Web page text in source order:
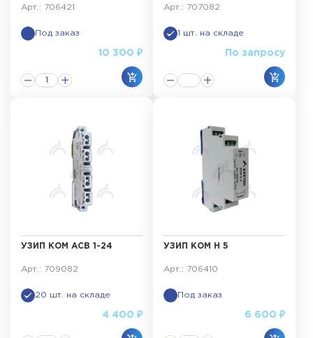
Арт.: 706421
Под заказ
10 300 ₽
Арт.: 707082
1 шт. на складе
По запросу
УЗИП КОМ АСВ 1-24
Арт.: 709082
20 шт. на складе
4 400 ₽
УЗИП КОМ Н 5
Арт.: 706410
Под заказ
6 600 ₽